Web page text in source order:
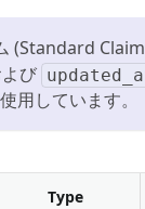
(Standard
び
用しています。
Type